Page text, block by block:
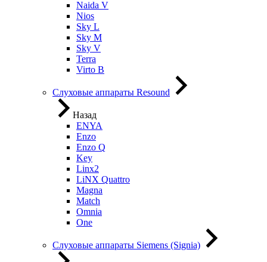
Naida V
Nios
Sky L
Sky M
Sky V
Terra
Virto B
Слуховые аппараты Resound
Назад
ENYA
Enzo
Enzo Q
Key
Linx2
LiNX Quattro
Magna
Match
Omnia
One
Слуховые аппараты Siemens (Signia)